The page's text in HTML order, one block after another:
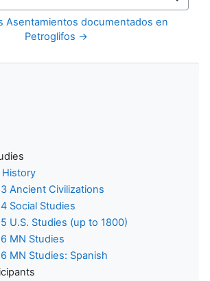
Asentamientos documentados en
Petroglifos →
History
Ancient Civilizations
Social Studies
U.S. Studies (up to 1800)
MN Studies
MN Studies: Spanish